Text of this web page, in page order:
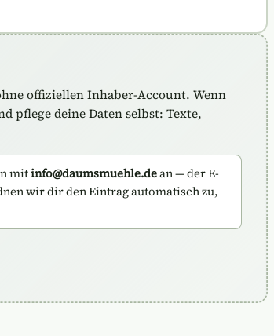
offiziellen Inhaber-Account. Wenn
pflege deine Daten selbst: Texte,
mitinfo@daumsmuehle.dean — der E-
wir dir den Eintrag automatisch zu,